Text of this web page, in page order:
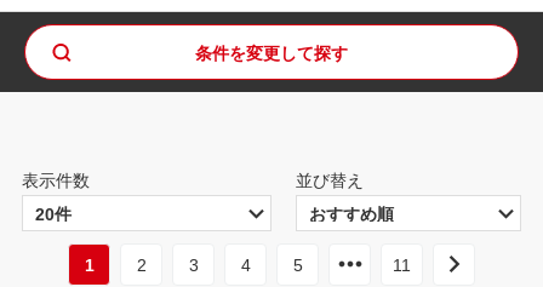
条件を変更して探す
表示件数 並び替え
1 2 3 4 5 11